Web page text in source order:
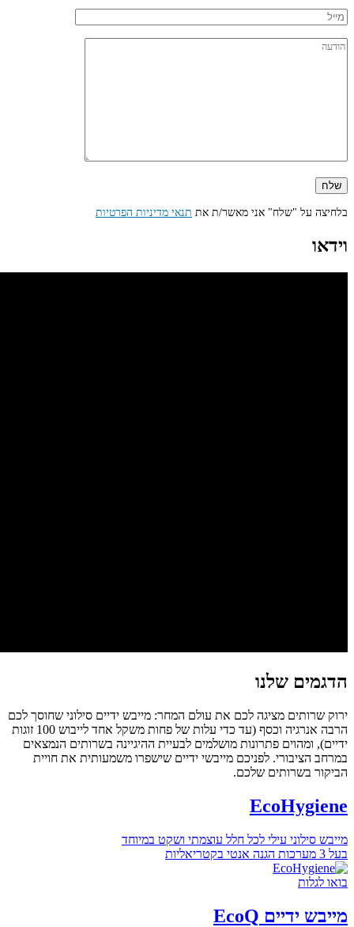
בלחיצה על "שלח" אני מאשר/ת את תנאי מדיניות הפרטיות
וידאו
הדגמים שלנו
ירוק שרותים מציגה לכם את עולם המחר: מייבש ידיים סילוני שחוסך לכם
הרבה אנרגיה וכסף (עד כדי עלות של פחות משקל אחד לייבוש 100 זוגות
ידיים), ומהוים פתרונות מושלמים לבעיית ההיגיינה בשרותים הנמצאים
במרחב הציבורי. לפניכם מייבשי ידיים שישפרו משמעותית את חויית
הביקור בשרותים שלכם.
EcoHygiene
מייבש סילוני עילי לכל חלל עוצמתי ושקט במיוחד
בעל 3 מערכות הגנה אנטי בקטריאליות
בואו לגלות
מייבש ידיים EcoQ